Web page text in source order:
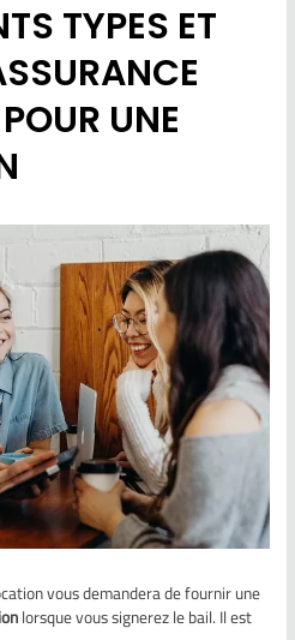
TYPES ET
UNE
vous demandera de fournir une
lorsque vous signerez le bail. Il est